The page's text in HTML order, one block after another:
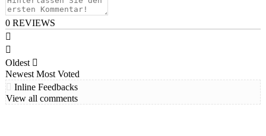
0 REVIEWS
Oldest
Newest Most Voted
Inline Feedbacks
View all comments